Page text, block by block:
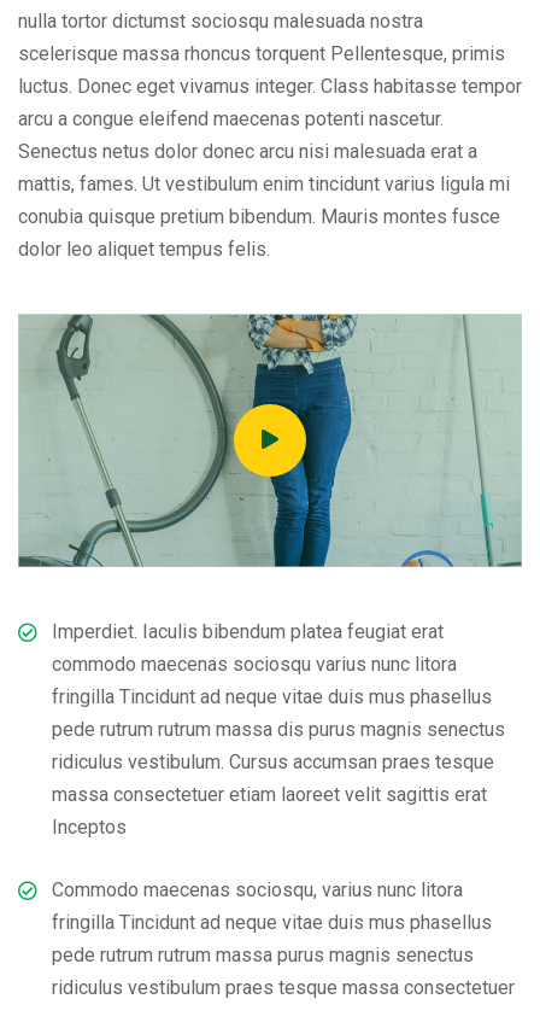
nulla tortor dictumst sociosqu malesuada nostra
scelerisque massa rhoncus torquent Pellentesque, primis
luctus. Donec eget vivamus integer. Class habitasse tempor
arcu a congue eleifend maecenas potenti nascetur.
Senectus netus dolor donec arcu nisi malesuada erat a
mattis, fames. Ut vestibulum enim tincidunt varius ligula mi
conubia quisque pretium bibendum. Mauris montes fusce
dolor leo aliquet tempus felis.
Imperdiet. Iaculis bibendum platea feugiat erat
commodo maecenas sociosqu varius nunc litora
fringilla Tincidunt ad neque vitae duis mus phasellus
pede rutrum rutrum massa dis purus magnis senectus
ridiculus vestibulum. Cursus accumsan praes tesque
massa consectetuer etiam laoreet velit sagittis erat
Inceptos
Commodo maecenas sociosqu, varius nunc litora
fringilla Tincidunt ad neque vitae duis mus phasellus
pede rutrum rutrum massa purus magnis senectus
ridiculus vestibulum praes tesque massa consectetuer